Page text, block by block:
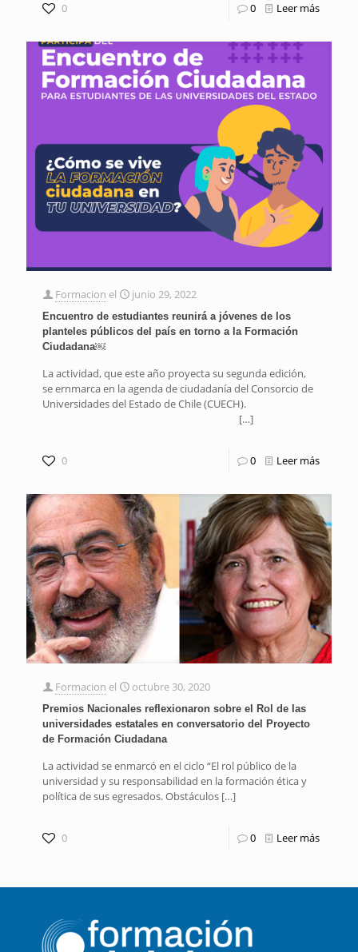
0 0 Leer más
Formacion el junio 29, 2022
Encuentro de estudiantes reunirá a jóvenes de los
planteles públicos del país en torno a la Formación
Ciudadana￼
La actividad, que este año proyecta su segunda edición,
se ernmarca en la agenda de ciudadanía del Consorcio de
Universidades del Estado de Chile (CUECH).
[…]
0 0 Leer más
Formacion el octubre 30, 2020
Premios Nacionales reflexionaron sobre el Rol de las
universidades estatales en conversatorio del Proyecto
de Formación Ciudadana
La actividad se enmarcó en el ciclo “El rol público de la
universidad y su responsabilidad en la formación ética y
política de sus egresados. Obstáculos […]
0 0 Leer más